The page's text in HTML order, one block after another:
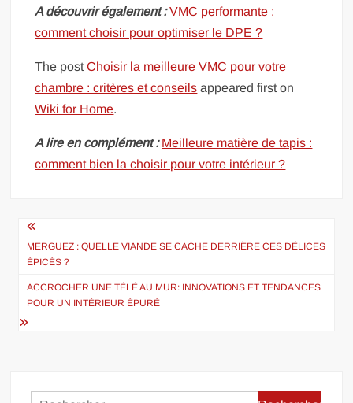
A découvrir également : VMC performante :
comment choisir pour optimiser le DPE ?
The postChoisir la meilleure VMC pour votre
chambre : critères et conseils appeared first on
Wiki for Home.
A lire en complément : Meilleure matière de tapis :
comment bien la choisir pour votre intérieur ?
Navigation
de
l’article
MERGUEZ : QUELLE VIANDE SE CACHE DERRIÈRE CES DÉLICES
ÉPICÉS ?
ACCROCHER UNE TÉLÉ AU MUR: INNOVATIONS ET TENDANCES
POUR UN INTÉRIEUR ÉPURÉ